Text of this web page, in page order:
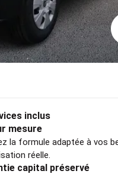
inclus
mesure
la formule adaptée à vos
réelle.
capital préservé